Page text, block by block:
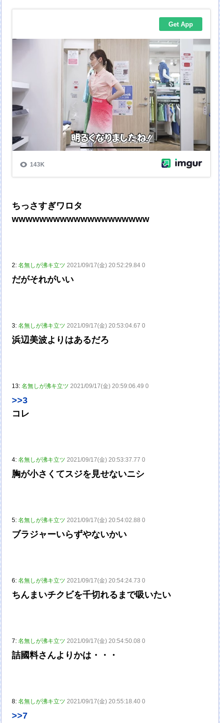
ちっさすぎワロタ
wwwwwwwwwwwwwwwwwwww
2:名無しが沸キ立ツ 2021/09/17(金) 20:52:29.84 0
だがそれがいい
3:名無しが沸キ立ツ 2021/09/17(金) 20:53:04.67 0
浜辺美波よりはあるだろ
13:名無しが沸キ立ツ 2021/09/17(金) 20:59:06.49 0
>>3
コレ
4:名無しが沸キ立ツ 2021/09/17(金) 20:53:37.77 0
胸が小さくてスジを見せないニシ
5:名無しが沸キ立ツ 2021/09/17(金) 20:54:02.88 0
ブラジャーいらずやないかい
6:名無しが沸キ立ツ 2021/09/17(金) 20:54:24.73 0
ちんまいチクビを千切れるまで吸いたい
7:名無しが沸キ立ツ 2021/09/17(金) 20:54:50.08 0
詰國料さんよりかは・・・
8:名無しが沸キ立ツ 2021/09/17(金) 20:55:18.40 0
>>7